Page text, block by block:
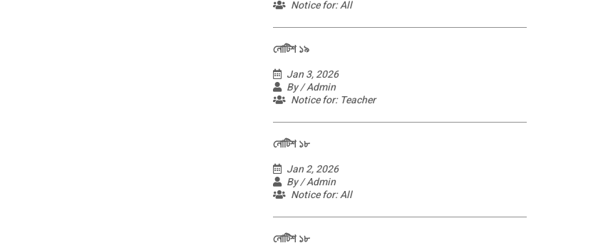
Notice for: All
নোটিশ ১৯
Jan 3, 2026
By / Admin
Notice for: Teacher
নোটিশ ১৮
Jan 2, 2026
By / Admin
Notice for: All
নোটিশ ১৮